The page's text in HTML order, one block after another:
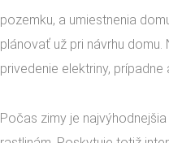
pozemku, a umiestnenia
plánovať už pri návrhu
privedenie elektriny,
Počas zimy je